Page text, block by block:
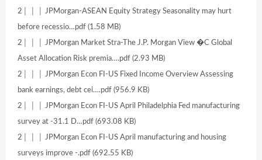
2│ │ │ JPMorgan-ASEAN Equity Strategy Seasonality may hurt
before recessio…pdf (1.58 MB)
2│ │ │ JPMorgan Market Stra-The J.P. Morgan View �C Global
Asset Allocation Risk premia….pdf (2.93 MB)
2│ │ │ JPMorgan Econ FI-US Fixed Income Overview Assessing
bank earnings, debt cei….pdf (956.9 KB)
2│ │ │ JPMorgan Econ FI-US April Philadelphia Fed manufacturing
survey at -31.1 D…pdf (693.08 KB)
2│ │ │ JPMorgan Econ FI-US April manufacturing and housing
surveys improve -.pdf (692.55 KB)